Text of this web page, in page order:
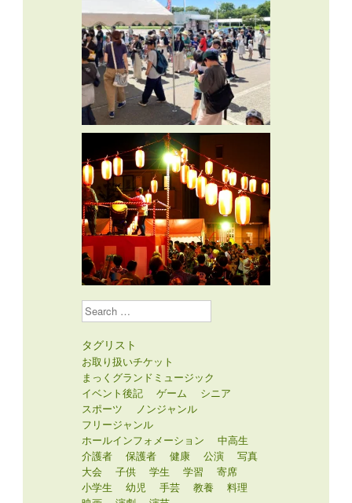
Search
タグリスト
お取り扱いチケット
まっくグランドミュージック
イベント後記
ゲーム
シニア
スポーツ
ノンジャンル
フリージャンル
ホールインフォメーション
中高生
介護者
保護者 健康 公演
写真
大会
子供 学生 学習
寄席
小学生
幼児 手芸 教養
料理